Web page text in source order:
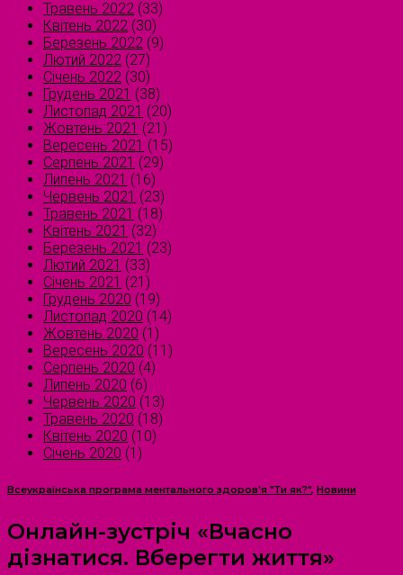
Травень 2022 (33)
Квітень 2022 (30)
Березень 2022 (9)
Лютий 2022 (27)
Січень 2022 (30)
Грудень 2021 (38)
Листопад 2021 (20)
Жовтень 2021 (21)
Вересень 2021 (15)
Серпень 2021 (29)
Липень 2021 (16)
Червень 2021 (23)
Травень 2021 (18)
Квітень 2021 (32)
Березень 2021 (23)
Лютий 2021 (33)
Січень 2021 (21)
Грудень 2020 (19)
Листопад 2020 (14)
Жовтень 2020 (1)
Вересень 2020 (11)
Серпень 2020 (4)
Липень 2020 (6)
Червень 2020 (13)
Травень 2020 (18)
Квітень 2020 (10)
Січень 2020 (1)
Всеукраїнська програма ментального здоров'я "Ти як?", Новини
Онлайн-зустріч «Вчасно
дізнатися. Вберегти життя»